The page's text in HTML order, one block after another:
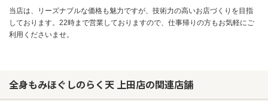
当店は、リーズナブルな価格も魅力ですが、技術力の高いお店づくりを目指
しております。22時まで営業しておりますので、仕事帰りの方もお気軽にご
利用くださいませ。
全身もみほぐしのらく天 上田店の関連店舗